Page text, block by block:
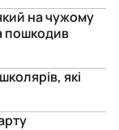
на чужому
пошкодив
які